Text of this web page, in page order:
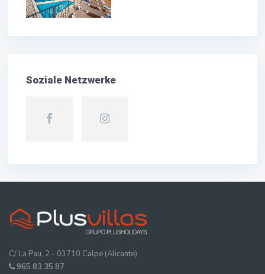
Soziale Netzwerke
C/ La Pau, 2 - 03710 Calpe (Alicante)
965 83 35 87